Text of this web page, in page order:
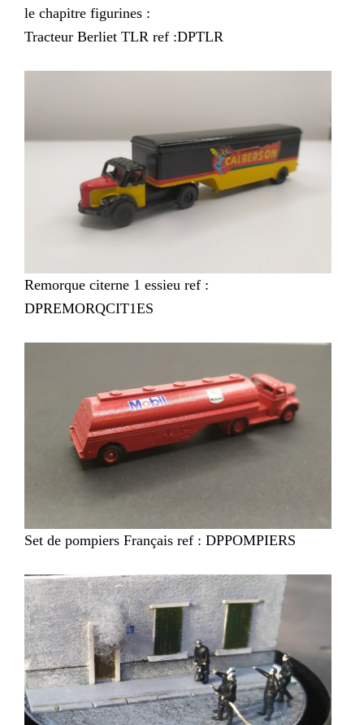
le chapitre figurines :
Tracteur Berliet TLR ref :DPTLR
Remorque citerne 1 essieu ref :
DPREMORQCIT1ES
Set de pompiers Français ref : DPPOMPIERS